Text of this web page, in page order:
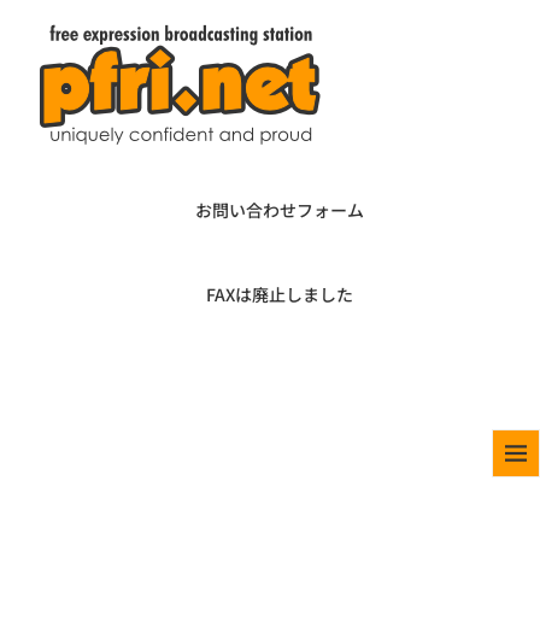
お問い合わせフォーム
FAXは廃止しました